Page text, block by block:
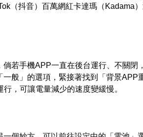
（抖音）百萬網紅卡達瑪（Kadama
若手機APP一直在後台運行、不關
般」的選項，緊接著找到「背景
，可讓電量減少的速度變緩慢。